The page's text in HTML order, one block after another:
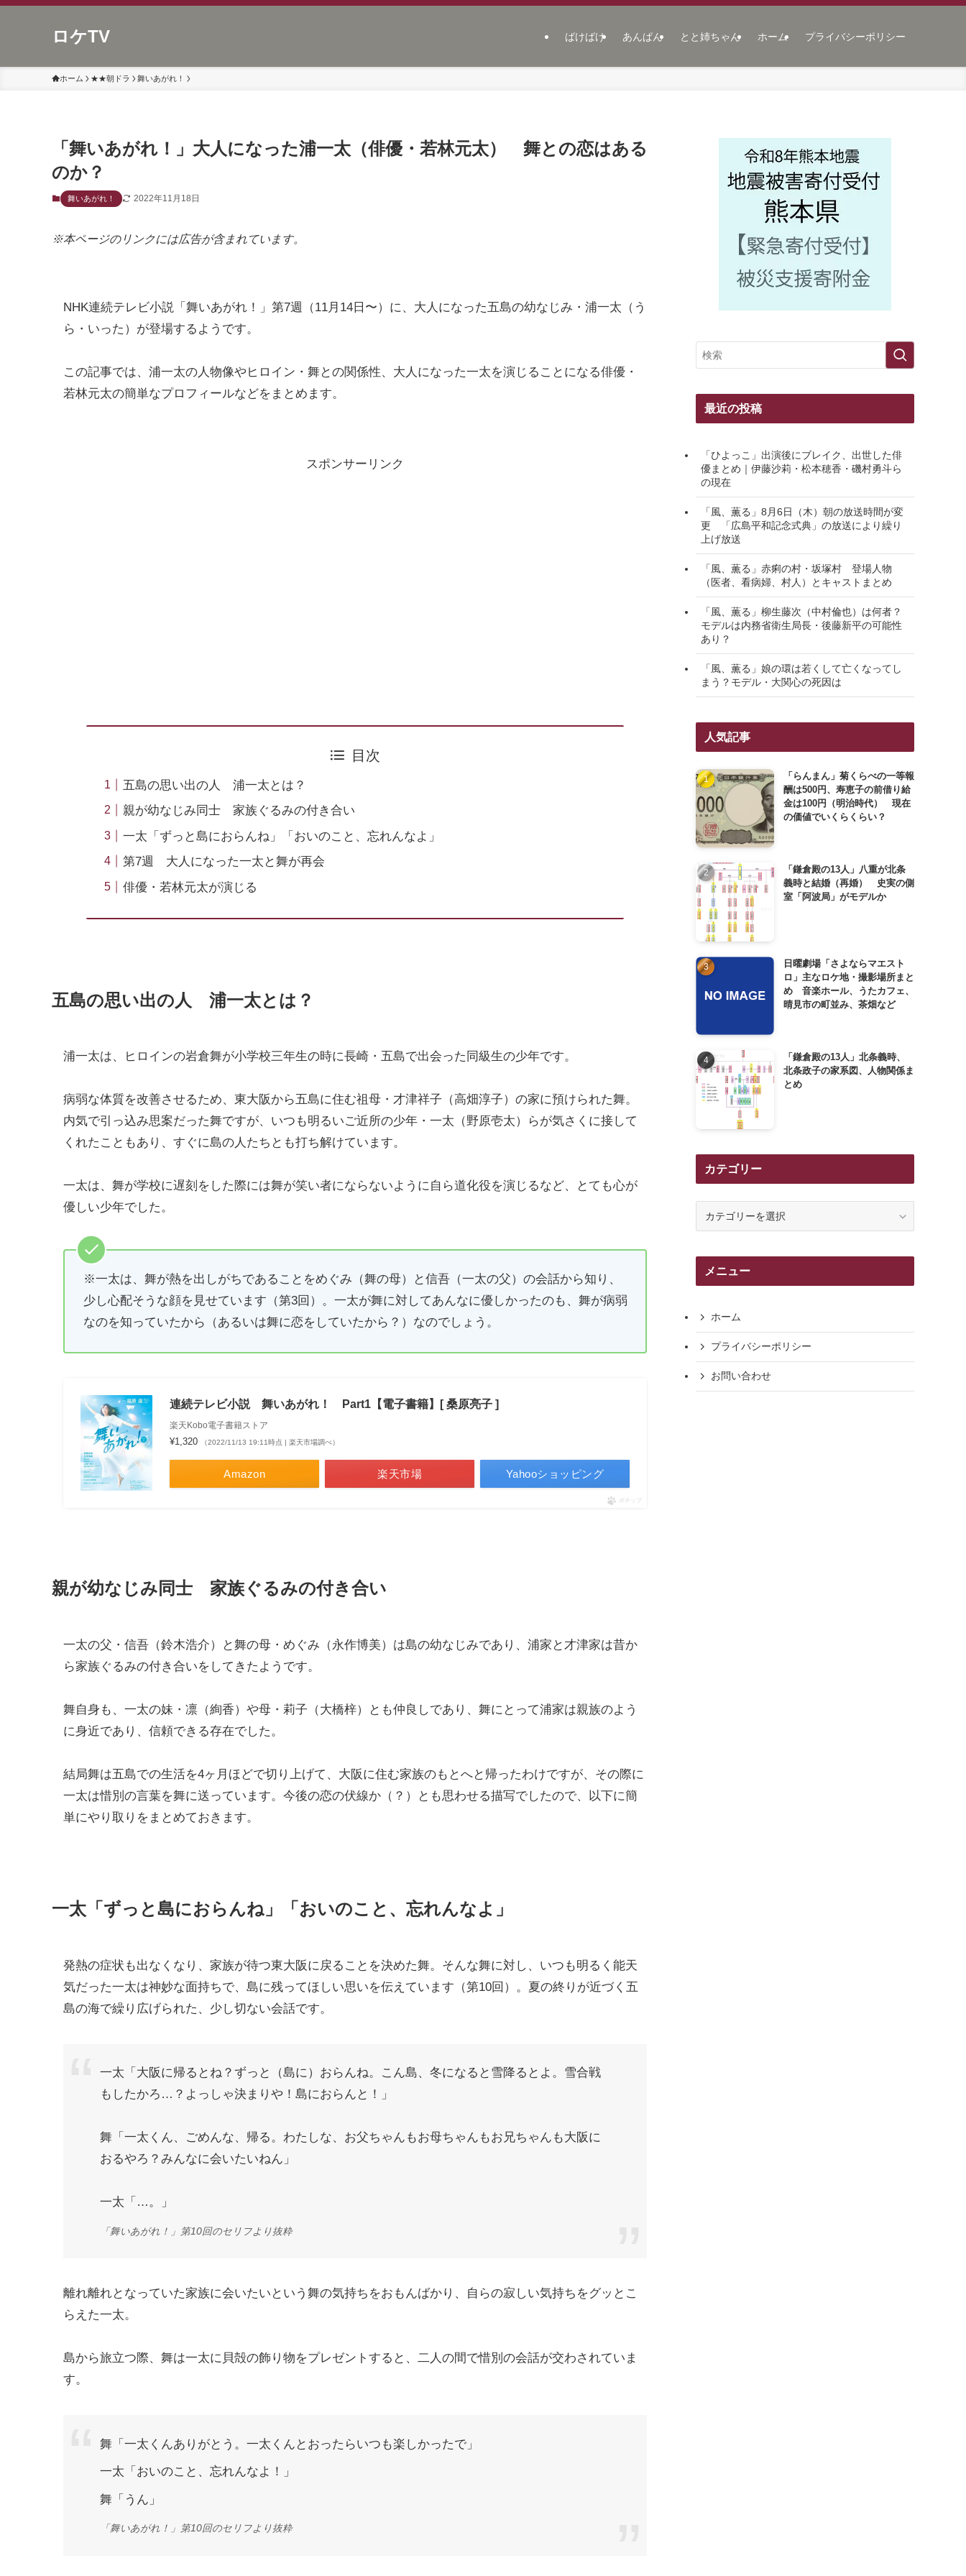
ロケTV ばけばけ あんぱん とと姉ちゃん ホーム プライバシーポリシー
ホーム ★★朝ドラ 舞いあがれ！
「舞いあがれ！」大人になった浦一太（俳優・若林元太） 舞との恋はある
のか？
舞いあがれ！ 2022年11月18日
※本ページのリンクには広告が含まれています。
NHK連続テレビ小説「舞いあがれ！」第7週（11月14日〜）に、大人になった五島の幼なじみ・浦一太（う
ら・いった）が登場するようです。
この記事では、浦一太の人物像やヒロイン・舞との関係性、大人になった一太を演じることになる俳優・
若林元太の簡単なプロフィールなどをまとめます。
スポンサーリンク
目次
五島の思い出の人 浦一太とは？
親が幼なじみ同士 家族ぐるみの付き合い
一太「ずっと島におらんね」「おいのこと、忘れんなよ」
第7週 大人になった一太と舞が再会
俳優・若林元太が演じる
五島の思い出の人 浦一太とは？
浦一太は、ヒロインの岩倉舞が小学校三年生の時に長崎・五島で出会った同級生の少年です。
病弱な体質を改善させるため、東大阪から五島に住む祖母・才津祥子（高畑淳子）の家に預けられた舞。
内気で引っ込み思案だった舞ですが、いつも明るいご近所の少年・一太（野原壱太）らが気さくに接して
くれたこともあり、すぐに島の人たちとも打ち解けています。
一太は、舞が学校に遅刻をした際には舞が笑い者にならないように自ら道化役を演じるなど、とても心が
優しい少年でした。
※一太は、舞が熱を出しがちであることをめぐみ（舞の母）と信吾（一太の父）の会話から知り、
少し心配そうな顔を見せています（第3回）。一太が舞に対してあんなに優しかったのも、舞が病弱
なのを知っていたから（あるいは舞に恋をしていたから？）なのでしょう。
連続テレビ小説 舞いあがれ！ Part1【電子書籍】[ 桑原亮子 ]
楽天Kobo電子書籍ストア
¥1,320 （2022/11/13 19:11時点 | 楽天市場調べ）
Amazon 楽天市場 Yahooショッピング
ポチップ
親が幼なじみ同士 家族ぐるみの付き合い
一太の父・信吾（鈴木浩介）と舞の母・めぐみ（永作博美）は島の幼なじみであり、浦家と才津家は昔か
ら家族ぐるみの付き合いをしてきたようです。
舞自身も、一太の妹・凛（絢香）や母・莉子（大橋梓）とも仲良しであり、舞にとって浦家は親族のよう
に身近であり、信頼できる存在でした。
結局舞は五島での生活を4ヶ月ほどで切り上げて、大阪に住む家族のもとへと帰ったわけですが、その際に
一太は惜別の言葉を舞に送っています。今後の恋の伏線か（？）とも思わせる描写でしたので、以下に簡
単にやり取りをまとめておきます。
一太「ずっと島におらんね」「おいのこと、忘れんなよ」
発熱の症状も出なくなり、家族が待つ東大阪に戻ることを決めた舞。そんな舞に対し、いつも明るく能天
気だった一太は神妙な面持ちで、島に残ってほしい思いを伝えています（第10回）。夏の終りが近づく五
島の海で繰り広げられた、少し切ない会話です。
一太「大阪に帰るとね？ずっと（島に）おらんね。こん島、冬になると雪降るとよ。雪合戦
もしたかろ…？よっしゃ決まりや！島におらんと！」
舞「一太くん、ごめんな、帰る。わたしな、お父ちゃんもお母ちゃんもお兄ちゃんも大阪に
おるやろ？みんなに会いたいねん」
一太「…。」
「舞いあがれ！」第10回のセリフより抜粋
離れ離れとなっていた家族に会いたいという舞の気持ちをおもんばかり、自らの寂しい気持ちをグッとこ
らえた一太。
島から旅立つ際、舞は一太に貝殻の飾り物をプレゼントすると、二人の間で惜別の会話が交わされていま
す。
舞「一太くんありがとう。一太くんとおったらいつも楽しかったで」
一太「おいのこと、忘れんなよ！」
舞「うん」
「舞いあがれ！」第10回のセリフより抜粋
最近の投稿
「ひよっこ」出演後にブレイク、出世した俳
優まとめ｜伊藤沙莉・松本穂香・磯村勇斗ら
の現在
「風、薫る」8月6日（木）朝の放送時間が変
更 「広島平和記念式典」の放送により繰り
上げ放送
「風、薫る」赤痢の村・坂塚村 登場人物
（医者、看病婦、村人）とキャストまとめ
「風、薫る」柳生藤次（中村倫也）は何者？
モデルは内務省衛生局長・後藤新平の可能性
あり？
「風、薫る」娘の環は若くして亡くなってし
まう？モデル・大関心の死因は
人気記事
「らんまん」菊くらべの一等報
酬は500円、寿恵子の前借り給
金は100円（明治時代） 現在
の価値でいくらくらい？
「鎌倉殿の13人」八重が北条
義時と結婚（再婚） 史実の側
室「阿波局」がモデルか
日曜劇場「さよならマエスト
ロ」主なロケ地・撮影場所まと
め 音楽ホール、うたカフェ、
晴見市の町並み、茶畑など
「鎌倉殿の13人」北条義時、
北条政子の家系図、人物関係ま
とめ
カテゴリー
リ
メニュー
ホーム
プライバシーポリシー
お問い合わせ